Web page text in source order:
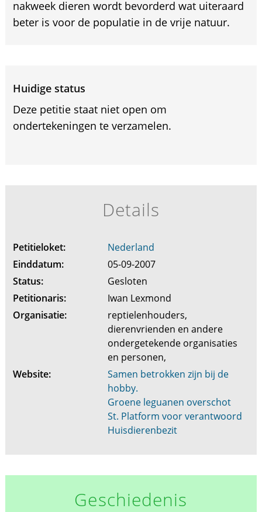
nakweek dieren wordt bevorderd wat uiteraard
beter is voor de populatie in de vrije natuur.
Huidige status
Deze petitie staat niet open om
ondertekeningen te verzamelen.
Details
Petitieloket:
Nederland
Einddatum:
05-09-2007
Status:
Gesloten
Petitionaris:
Iwan Lexmond
Organisatie:
reptielenhouders,
dierenvrienden en andere
ondergetekende organisaties
en personen,
Website:
Samen betrokken zijn bij de
hobby.
Groene leguanen overschot
St. Platform voor verantwoord
Huisdierenbezit
Geschiedenis